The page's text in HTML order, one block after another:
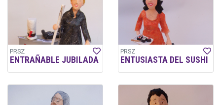
PRSZ
ENTRAÑABLE JUBILADA
PRSZ
ENTUSIASTA DEL SUSHI